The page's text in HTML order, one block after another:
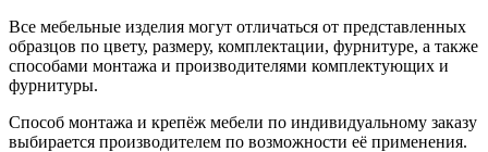
Все мебельные изделия могут отличаться от представленных
образцов по цвету, размеру, комплектации, фурнитуре, а также
способами монтажа и производителями комплектующих и
фурнитуры.
Способ монтажа и крепёж мебели по индивидуальному заказу
выбирается производителем по возможности её применения.